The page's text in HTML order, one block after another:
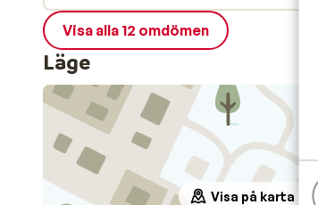
Visa alla 12 omdömen
Läge
Visa på karta